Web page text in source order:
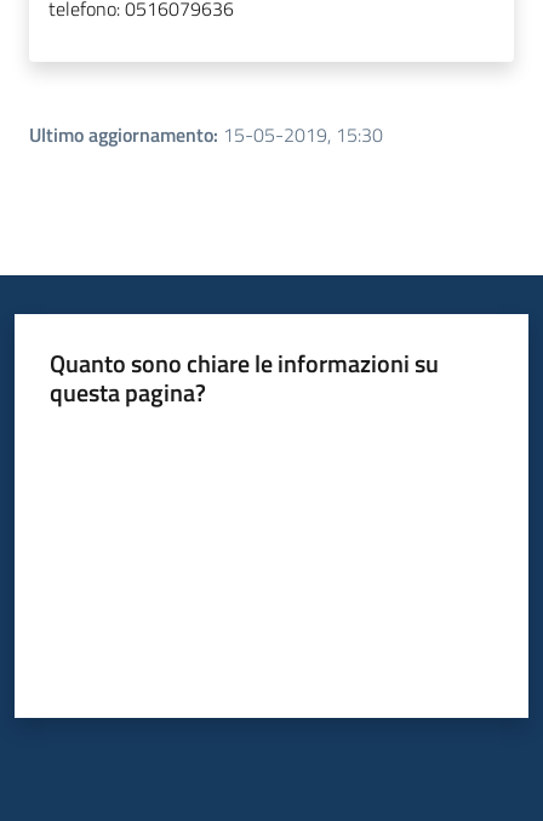
telefono:0516079636
Ultimo aggiornamento: 15-05-2019, 15:30
Quanto sono chiare le informazioni su
questa pagina?